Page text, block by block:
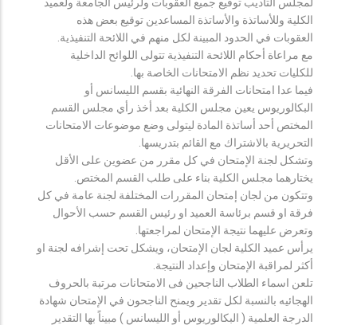
الكلية وللأساتذة والأساتذة المساعدين توقيع بعض هذه
العقوبات في الحدود المبينة لكل منهم في اللائحة التنفيذية.
مع مراعاة أحكام اللائحة التنفيذية تتولى اللوائح الداخلية
للكليات تحديد نظم الامتحانات الخاصة بها.
فيما عدا امتحانات الفرقة النهائية بقسم الليسانس أو
البكالوريوس يعين مجلس الكلية بعد أخذ رأي مجلس القسم
المختص أحد أساتذة المادة ليتولى وضع موضوعات الامتحانات
التحريرية بالاشتراك مع القائم بتدريسها.
وتشكل لجنة الإمتحان في كل مقرر من عضوين على الأقل
يختارهما مجلس الكلية بناء على طلب القسم المختص.
وتتكون من لجان إمتحان المقررات المختلفة لجنة عامة في كل
فرقة او قسم برئاسة العميد او رئيس القسم حسب الأحوال
وتعرض عليهما نتيجة الإمتحان لمراجعتها.
يرأس عميد الكلية لجان الإمتحان، ويشكل تحت إشرافه لجنة او
أكثر لمراقبة الإمتحان وإعداد النتيجة.
تلعن اسماء الطلاب الناجحين فى الامتحانات مرتبة بالحروف
الهجائيه بالنسبة لكل تقدير ويمنح الناجحون في الإمتحان شهادة
الدرجة العلمية ( البكالوريوس أو الليسانس ) مبيناً بها التقدير